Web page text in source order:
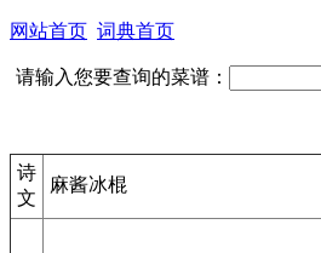
网站首页 词典首页
请输入您要查询的菜谱：
诗
文
麻酱冰棍